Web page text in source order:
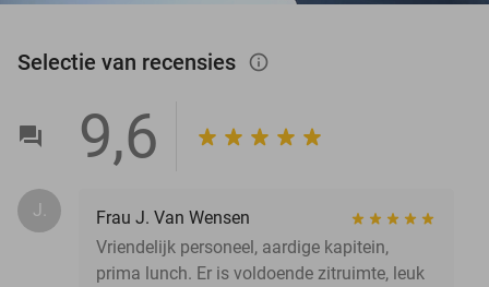
Selectie van recensies info_outlined
9,6
J.
Frau J. Van Wensen
Vriendelijk personeel, aardige kapitein,
prima lunch. Er is voldoende zitruimte, leuk